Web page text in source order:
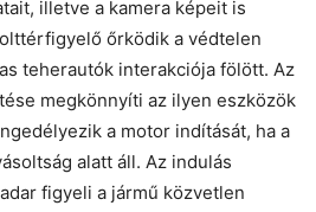
illetve a kamera képeit is
őrködik a védtelen
teherautók interakciója fölött. Az
megkönnyíti az ilyen eszközök
a motor indítását, ha a
alatt áll. Az indulás
figyeli a jármű közvetlen